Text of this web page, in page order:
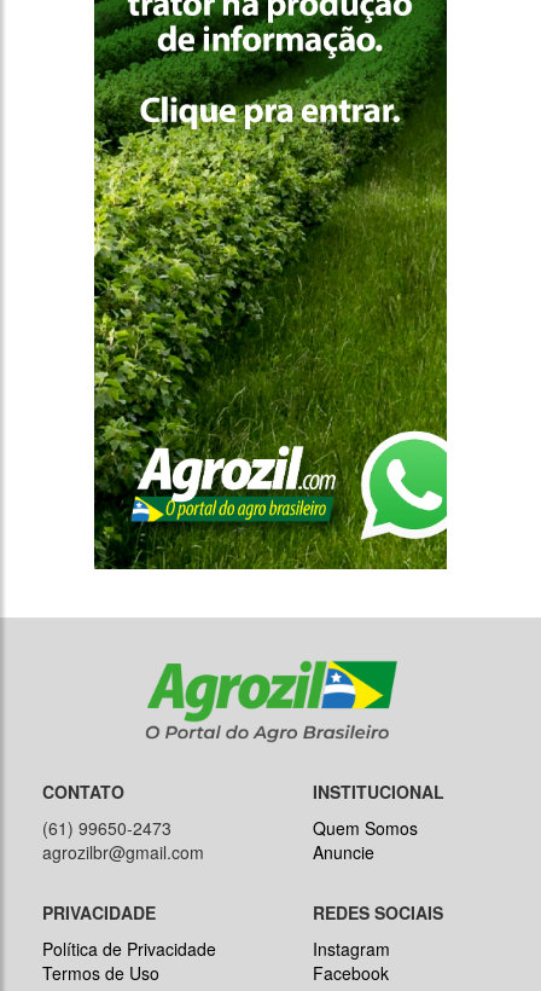
CONTATO
(61) 99650-2473
agrozilbr@gmail.com
INSTITUCIONAL
Quem Somos
Anuncie
PRIVACIDADE
Política de Privacidade
Termos de Uso
REDES SOCIAIS
Instagram
Facebook